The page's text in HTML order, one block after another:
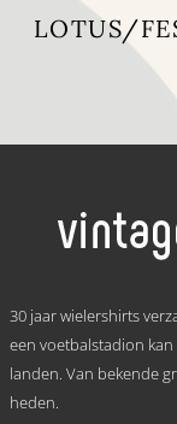
LOTUS/
30 jaar wielershirts
een voetbalstadion
landen. Van bekende
heden.